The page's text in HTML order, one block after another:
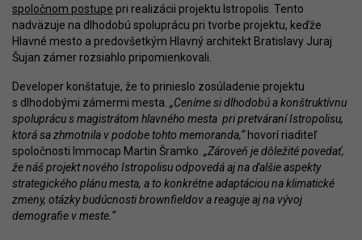
spoločnom postupe pri realizácii projektu Istropolis. Tento
nadväzuje na dlhodobú spoluprácu pri tvorbe projektu, keďže
Hlavné mesto a predovšetkým Hlavný architekt Bratislavy Juraj
Šujan zámer rozsiahlo pripomienkovali.
Developer konštatuje, že to prinieslo zosúladenie projektu
s dlhodobými zámermi mesta. „Ceníme si dlhodobú a konštruktívnu
spoluprácu s magistrátom hlavného mesta pri pretváraní Istropolisu,
ktorá sa zhmotnila v podobe tohto memoranda,“hovorí riaditeľ
spoločnosti Immocap Martin Šramko. „Zároveň je dôležité povedať,
že náš projekt nového Istropolisu odpovedá aj na ďalšie aspekty
strategického plánu mesta, a to konkrétne adaptáciou na klimatické
zmeny, otázky budúcnosti brownfieldov a reaguje aj na vývoj
demografie v meste.“